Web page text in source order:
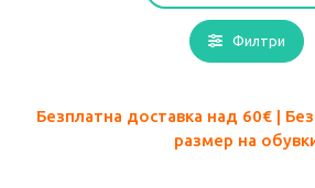
Филтри
Безплатна доставка над 60€ |
размер на